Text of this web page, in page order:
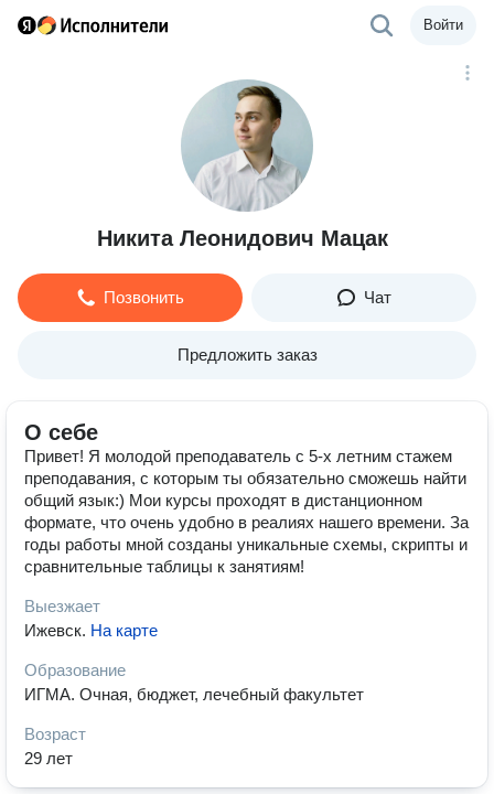
Войти
Никита Леонидович Мацак
Позвонить Чат
Предложить заказ
О себе
Привет! Я молодой преподаватель с 5-х летним стажем
преподавания, с которым ты обязательно сможешь найти
общий язык:) Мои курсы проходят в дистанционном
формате, что очень удобно в реалиях нашего времени. За
годы работы мной созданы уникальные схемы, скрипты и
сравнительные таблицы к занятиям!
Выезжает
Ижевск. На карте
Образование
ИГМА. Очная, бюджет, лечебный факультет
Возраст
29 лет